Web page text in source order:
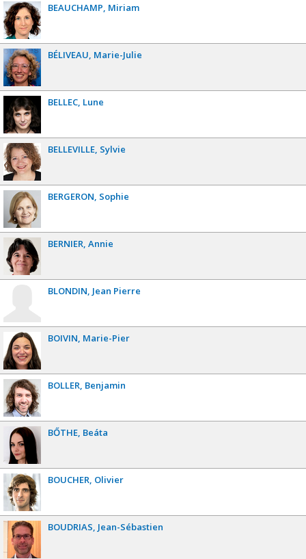
BEAUCHAMP Miriam
BÉLIVEAU Marie-Julie
BELLEC Lune
BELLEVILLE Sylvie
BERGERON Sophie
BERNIER Annie
BLONDIN Jean Pierre
BOIVIN Marie-Pier
BOLLER Benjamin
BŐTHE Beáta
BOUCHER Olivier
BOUDRIAS Jean-Sébastien